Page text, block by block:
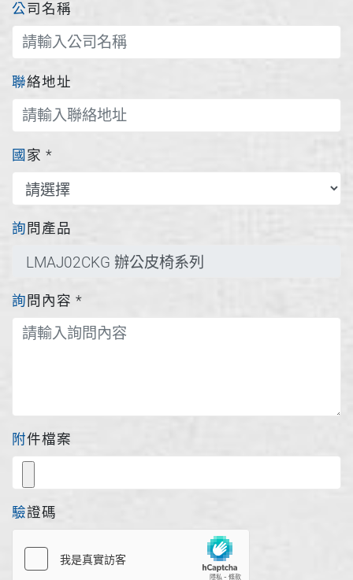
公司名稱
聯絡地址
國家 *
詢問產品
詢問內容 *
附件檔案
驗證碼